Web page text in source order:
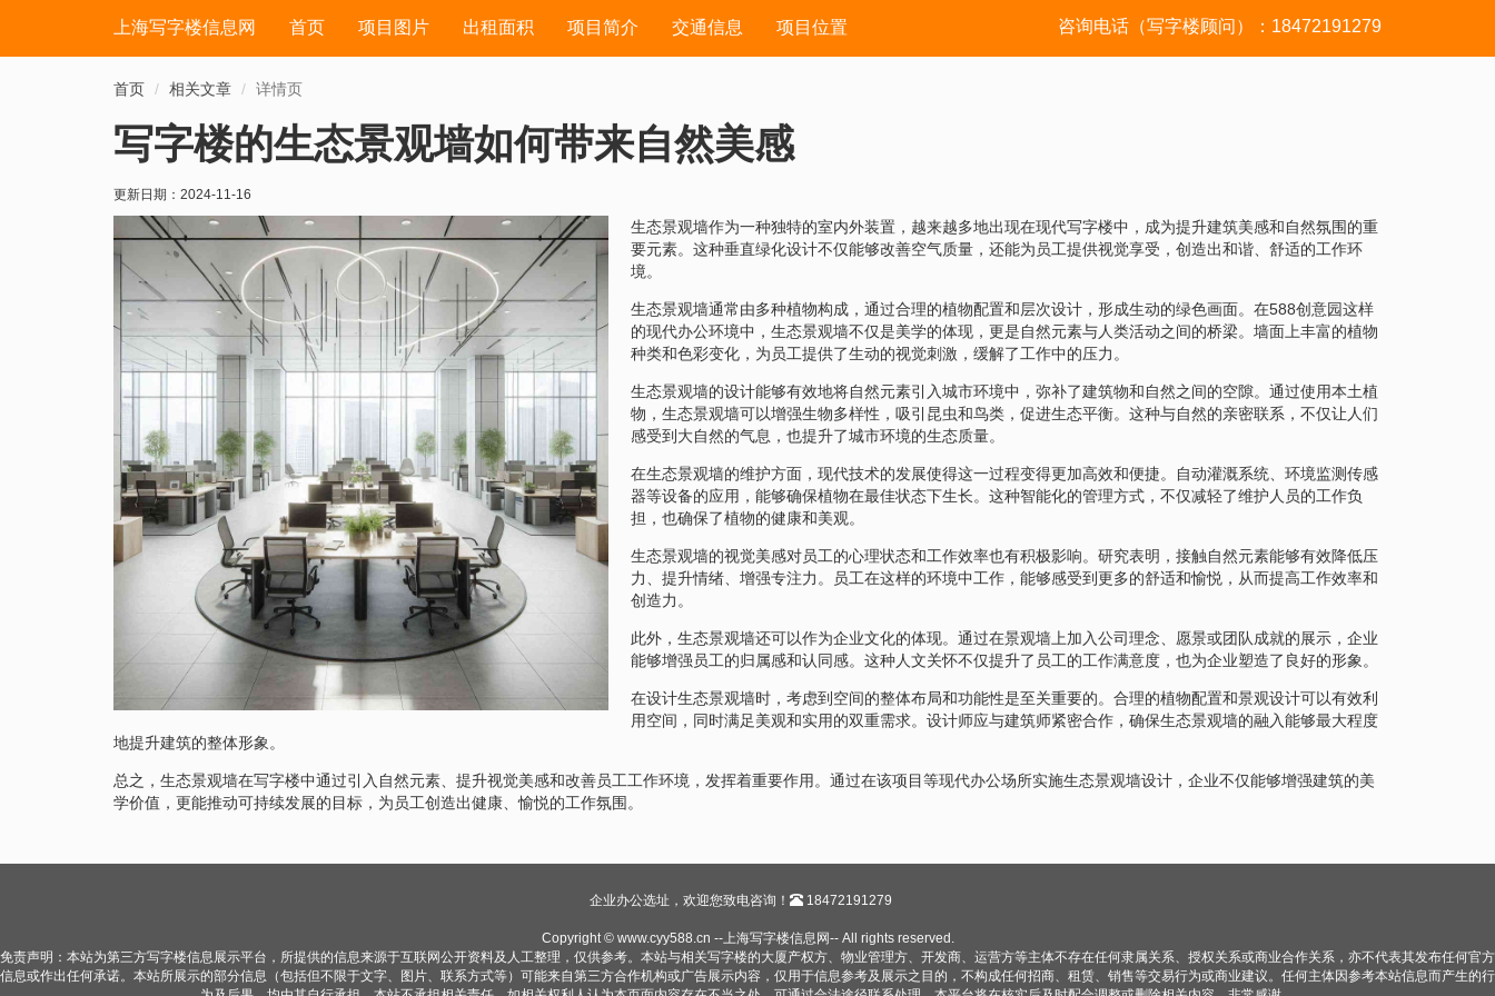
上海写字楼信息网 首页 项目图片 出租面积 项目简介 交通信息 项目位置 咨询电话（写字楼顾问）：18472191279
首页 相关文章 详情页
写字楼的生态景观墙如何带来自然美感
更新日期： 2024-11-16
生态景观墙作为一种独特的室内外装置，越来越多地出现在现代写字楼中，成为提升建筑美感和自然氛围的重
要元素。这种垂直绿化设计不仅能够改善空气质量，还能为员工提供视觉享受，创造出和谐、舒适的工作环
境。
生态景观墙通常由多种植物构成，通过合理的植物配置和层次设计，形成生动的绿色画面。在588创意园这样
的现代办公环境中，生态景观墙不仅是美学的体现，更是自然元素与人类活动之间的桥梁。墙面上丰富的植物
种类和色彩变化，为员工提供了生动的视觉刺激，缓解了工作中的压力。
生态景观墙的设计能够有效地将自然元素引入城市环境中，弥补了建筑物和自然之间的空隙。通过使用本土植
物，生态景观墙可以增强生物多样性，吸引昆虫和鸟类，促进生态平衡。这种与自然的亲密联系，不仅让人们
感受到大自然的气息，也提升了城市环境的生态质量。
在生态景观墙的维护方面，现代技术的发展使得这一过程变得更加高效和便捷。自动灌溉系统、环境监测传感
器等设备的应用，能够确保植物在最佳状态下生长。这种智能化的管理方式，不仅减轻了维护人员的工作负
担，也确保了植物的健康和美观。
生态景观墙的视觉美感对员工的心理状态和工作效率也有积极影响。研究表明，接触自然元素能够有效降低压
力、提升情绪、增强专注力。员工在这样的环境中工作，能够感受到更多的舒适和愉悦，从而提高工作效率和
创造力。
此外，生态景观墙还可以作为企业文化的体现。通过在景观墙上加入公司理念、愿景或团队成就的展示，企业
能够增强员工的归属感和认同感。这种人文关怀不仅提升了员工的工作满意度，也为企业塑造了良好的形象。
在设计生态景观墙时，考虑到空间的整体布局和功能性是至关重要的。合理的植物配置和景观设计可以有效利
用空间，同时满足美观和实用的双重需求。设计师应与建筑师紧密合作，确保生态景观墙的融入能够最大程度
地提升建筑的整体形象。
总之，生态景观墙在写字楼中通过引入自然元素、提升视觉美感和改善员工工作环境，发挥着重要作用。通过在该项目等现代办公场所实施生态景观墙设计，企业不仅能够增强建筑的美
学价值，更能推动可持续发展的目标，为员工创造出健康、愉悦的工作氛围。
企业办公选址，欢迎您致电咨询！ 18472191279
Copyright © www.cyy588.cn --上海写字楼信息网-- All rights reserved.
免责声明：本站为第三方写字楼信息展示平台，所提供的信息来源于互联网公开资料及人工整理，仅供参考。本站与相关写字楼的大厦产权方、物业管理方、开发商、运营方等主体不存在任何隶属关系、授权关系或商业合作关系，亦不代表其发布任何官方
信息或作出任何承诺。本站所展示的部分信息（包括但不限于文字、图片、联系方式等）可能来自第三方合作机构或广告展示内容，仅用于信息参考及展示之目的，不构成任何招商、租赁、销售等交易行为或商业建议。任何主体因参考本站信息而产生的行